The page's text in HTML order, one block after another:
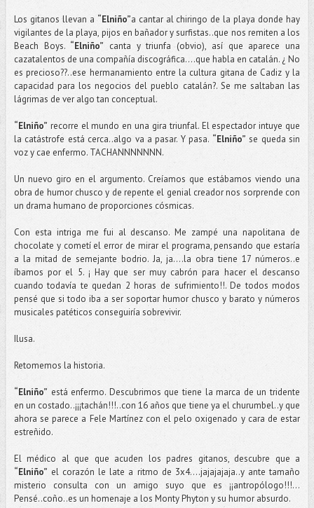
Los gitanos llevan a“Elniño”a cantar al chiringo de la playa donde hay
vigilantes de la playa, pijos en bañador y surfistas..que nos remiten a los
Beach Boys. “Elniño” canta y triunfa (obvio), así que aparece una
cazatalentos de una compañía discográfica….que habla en catalán. ¿ No
es precioso??..ese hermanamiento entre la cultura gitana de Cadiz y la
capacidad para los negocios del pueblo catalán?. Se me saltaban las
lágrimas de ver algo tan conceptual.
“Elniño” recorre el mundo en una gira triunfal. El espectador intuye que
la catástrofe está cerca..algo va a pasar. Y pasa. “Elniño” se queda sin
voz y cae enfermo. TACHANNNNNNN.
Un nuevo giro en el argumento. Creíamos que estábamos viendo una
obra de humor chusco y de repente el genial creador nos sorprende con
un drama humano de proporciones cósmicas.
Con esta intriga me fui al descanso. Me zampé una napolitana de
chocolate y cometí el error de mirar el programa, pensando que estaría
a la mitad de semejante bodrio. Ja, ja….la obra tiene 17 números..e
íbamos por el 5. ¡ Hay que ser muy cabrón para hacer el descanso
cuando todavía te quedan 2 horas de sufrimiento!!. De todos modos
pensé que si todo iba a ser soportar humor chusco y barato y números
musicales patéticos conseguiría sobrevivir.
Ilusa.
Retomemos la historia.
“Elniño” está enfermo. Descubrimos que tiene la marca de un tridente
en un costado..¡¡¡tachán!!!..con 16 años que tiene ya el churumbel..y que
ahora se parece a Fele Martínez con el pelo oxigenado y cara de estar
estreñido.
El médico al que que acuden los padres gitanos, descubre que a
“Elniño” el corazón le late a ritmo de 3x4….jajajajaja..y ante tamaño
misterio consulta con un amigo suyo que es ¡¡antropólogo!!!...
Pensé..coño..es un homenaje a los Monty Phyton y su humor absurdo.